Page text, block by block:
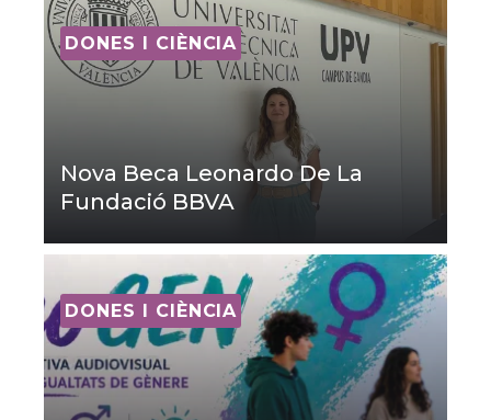
DONES I CIÈNCIA
Nova Beca Leonardo De La
Fundació BBVA
DONES I CIÈNCIA